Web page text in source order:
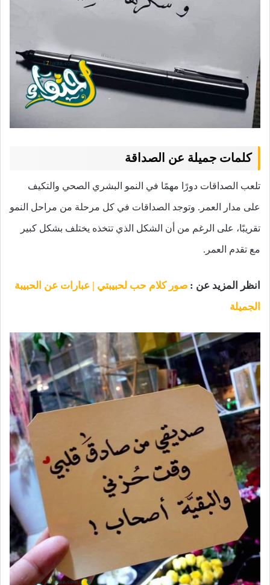
كلمات جميلة عن الصداقة
تلعب الصداقات دورًا مهمًا في النمو البشري الصحي والتكيف
على مدار العمر. وتوجد الصداقات في كل مرحلة من مراحل النمو
تقريبًا، على الرغم من أن الشكل الذي تتخذه يختلف بشكل كبير
مع تقدم العمر.
انظر المزيد عن : صور كلام حب لحبيبتي | عبارات عن الحبيبة
الجميلة